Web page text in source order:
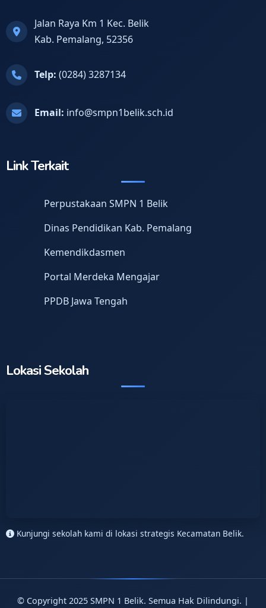
Jalan Raya Km 1 Kec. Belik
Kab. Pemalang, 52356
Telp: (0284) 3287134
Email: info@smpn1belik.sch.id
Link Terkait
Perpustakaan SMPN 1 Belik
Dinas Pendidikan Kab. Pemalang
Kemendikdasmen
Portal Merdeka Mengajar
PPDB Jawa Tengah
Lokasi Sekolah
Kunjungi sekolah kami di lokasi strategis Kecamatan Belik.
© Copyright 2025 SMPN 1 Belik. Semua Hak Dilindungi. |